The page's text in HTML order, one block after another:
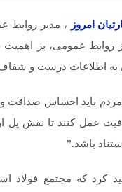
امروز
، مدیر روابط
روابط عمومی، بر
اطلاعات درست و شفاف
باید احساس صداقت
عمل کنند تا نقش پل
باشد.”
کرد که مجتمع فولاد